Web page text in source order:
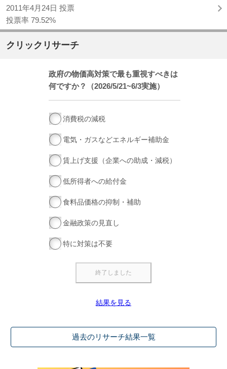
2011年4月24日 投票
投票率 79.52%
クリックリサーチ
政府の物価高対策で最も重視すべきは
何ですか？（2026/5/21~6/3実施）
消費税の減税
電気・ガスなどエネルギー補助金
賃上げ支援（企業への助成・減税）
低所得者への給付金
食料品価格の抑制・補助
金融政策の見直し
特に対策は不要
結果を見る
過去のリサーチ結果一覧